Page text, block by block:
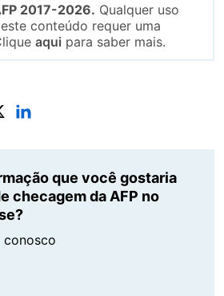
2017-2026. Qualquer uso
conteúdo requer uma
aqui para saber mais.
que você gostaria
checagem da AFP no
conosco